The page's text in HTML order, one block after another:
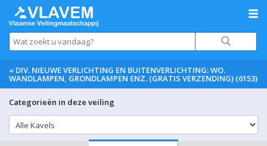
« DIV. NIEUWE VERLICHTING EN BUITENVERLICHTING: WO.
WANDLAMPEN, GRONDLAMPEN ENZ. (GRATIS VERZENDING) (6153)
Categorieën in deze veiling